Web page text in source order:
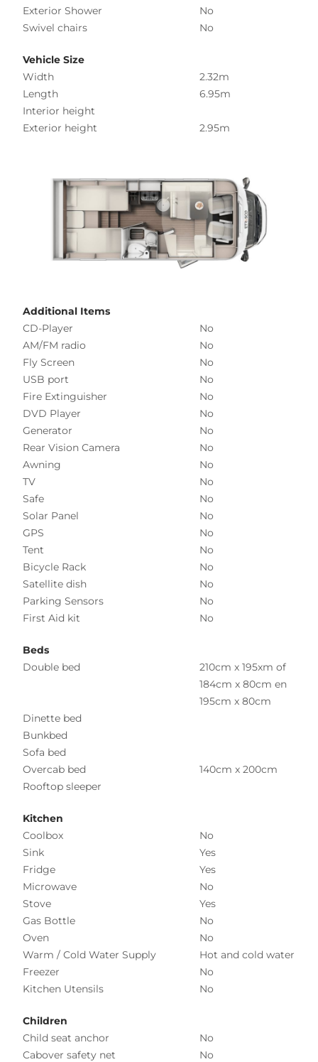
Exterior Shower
No
Swivel chairs
No
Vehicle Size
Width
2.32m
Length
6.95m
Interior height
Exterior height
2.95m
Additional Items
CD-Player
No
AM/FM radio
No
Fly Screen
No
USB port
No
Fire Extinguisher
No
DVD Player
No
Generator
No
Rear Vision Camera
No
Awning
No
TV
No
Safe
No
Solar Panel
No
GPS
No
Tent
No
Bicycle Rack
No
Satellite dish
No
Parking Sensors
No
First Aid kit
No
Beds
Double bed
210cm x 195xm of
184cm x 80cm en
195cm x 80cm
Dinette bed
Bunkbed
Sofa bed
Overcab bed
140cm x 200cm
Rooftop sleeper
Kitchen
Coolbox
No
Sink
Yes
Fridge
Yes
Microwave
No
Stove
Yes
Gas Bottle
No
Oven
No
Warm / Cold Water Supply
Hot and cold water
Freezer
No
Kitchen Utensils
No
Children
Child seat anchor
No
Cabover safety net
No